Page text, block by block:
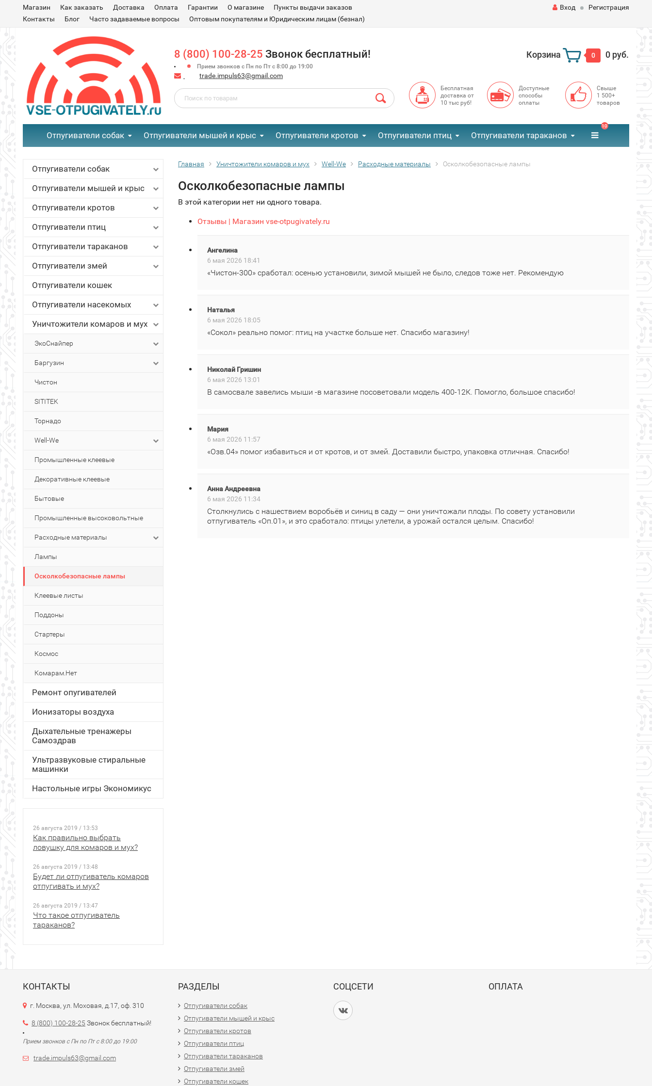
Магазин Как заказать Доставка Оплата Гарантии О магазине
Пункты выдачи заказов
Контакты
Блог Часто задаваемые вопросы Оптовым покупателям и Юридическим лицам (безнал)
Вход Регистрация
8 (800) 100-28-25 Звонок бесплатный!
Прием звонков с Пн по Пт с 8:00 до 19:00
trade.impuls63@gmail.com
Корзина 0 0 руб.
Бесплатная
доставка от
10 тыс руб!
Доступные
способы
оплаты
Свыше
1 500+
товаров
Отпугиватели собак Отпугиватели мышей и крыс Отпугиватели кротов Отпугиватели птиц Отпугиватели тараканов
10
Отпугиватели собак
Отпугиватели мышей и крыс
Отпугиватели кротов
Отпугиватели птиц
Отпугиватели тараканов
Отпугиватели змей
Отпугиватели кошек
Отпугиватели насекомых
Уничтожители комаров и мух
ЭкоСнайпер
Баргузин
Чистон
SITITEK
Торнадо
Well-We
Промышленные клеевые
Декоративные клеевые
Бытовые
Промышленные высоковольтные
Расходные материалы
Лампы
Осколкобезопасные лампы
Клеевые листы
Поддоны
Стартеры
Космос
Комарам.Нет
Ремонт опугивателей
Ионизаторы воздуха
Дыхательные тренажеры
Самоздрав
Ультразвуковые стиральные
машинки
Настольные игры Экономикус
26 августа 2019 / 13:53
Как правильно выбрать
ловушку для комаров и мух?
26 августа 2019 / 13:48
Будет ли отпугиватель комаров
отпугивать и мух?
26 августа 2019 / 13:47
Что такое отпугиватель
тараканов?
Главная Уничтожители комаров и мух Well-We Расходные материалы Осколкобезопасные лампы
Осколкобезопасные лампы
В этой категории нет ни одного товара.
Отзывы | Магазин vse-otpugivately.ru
Ангелина
6 мая 2026 18:41
«Чистон‑300» сработал: осенью установили, зимой мышей не было, следов тоже нет. Рекомендую
Наталья
6 мая 2026 18:05
«Сокол» реально помог: птиц на участке больше нет. Спасибо магазину!
Николай Гришин
6 мая 2026 13:01
В самосвале завелись мыши -в магазине посоветовали модель 400‑12К. Помогло, большое спасибо!
Мария
6 мая 2026 11:57
«Озв.04» помог избавиться и от кротов, и от змей. Доставили быстро, упаковка отличная. Спасибо!
Анна Андреевна
6 мая 2026 11:34
Столкнулись с нашествием воробьёв и синиц в саду — они уничтожали плоды. По совету установили
отпугиватель «Оп.01», и это сработало: птицы улетели, а урожай остался целым. Спасибо!
КОНТАКТЫ
г. Москва, ул. Моховая, д.17, оф. 310
8 (800) 100-28-25 Звонок бесплатный!
Прием звонков с Пн по Пт с 8:00 до 19:00
trade.impuls63@gmail.com
РАЗДЕЛЫ
Отпугиватели собак
Отпугиватели мышей и крыс
Отпугиватели кротов
Отпугиватели птиц
Отпугиватели тараканов
Отпугиватели змей
Отпугиватели кошек
СОЦСЕТИ ОПЛАТА